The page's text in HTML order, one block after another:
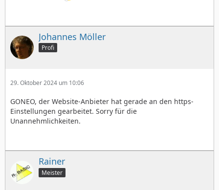
Johannes Möller
Profi
29. Oktober 2024 um 10:06
GONEO, der Website-Anbieter hat gerade an den https-
Einstellungen gearbeitet. Sorry für die
Unannehmlichkeiten.
Rainer
Meister